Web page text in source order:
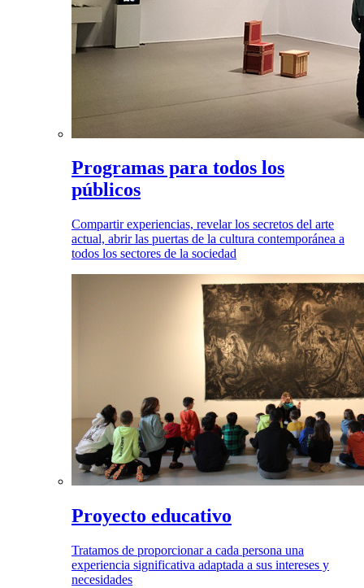
Programas para todos los
públicos
Compartir experiencias, revelar los secretos del arte
actual, abrir las puertas de la cultura contemporánea a
todos los sectores de la sociedad
Proyecto educativo
Tratamos de proporcionar a cada persona una
experiencia significativa adaptada a sus intereses y
necesidades